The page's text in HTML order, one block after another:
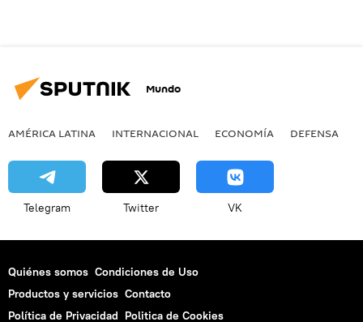
Mundo
AMÉRICA LATINA INTERNACIONAL ECONOMÍA DEFENSA
Telegram Twitter VK
Quiénes somos Condiciones de Uso
Productos y servicios Contacto
Política de Privacidad Politica de Cookies